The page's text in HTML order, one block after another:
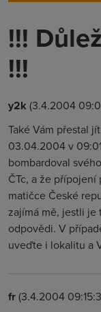
!!!
!!!
y2k (3.4.2004
Také Vám přestal
03.04.2004 v
bombardoval
ČTc, a že
matičce České
zajímá mě, jestli je
odpovědi. V
uveďte i lokalitu a
fr(3.4.2004